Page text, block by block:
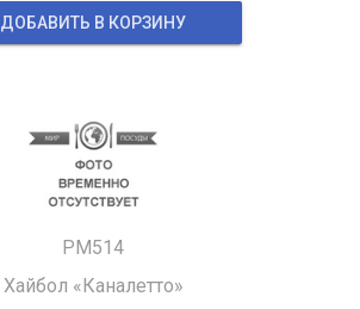
ДОБАВИТЬ В КОРЗИНУ
PM514
Хайбол «Каналетто»